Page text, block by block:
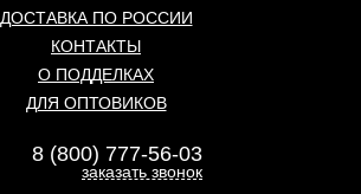
ДОСТАВКА ПО РОССИИ
КОНТАКТЫ
О ПОДДЕЛКАХ
ДЛЯ ОПТОВИКОВ
8 (800) 777-56-03
заказать звонок